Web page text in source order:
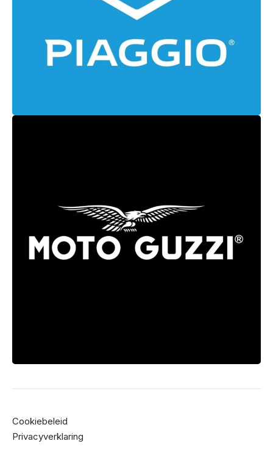
Cookiebeleid
Privacyverklaring